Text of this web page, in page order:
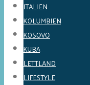
ITALIEN
KOLUMBIEN
KOSOVO
KUBA
LETTLAND
LIFESTYLE